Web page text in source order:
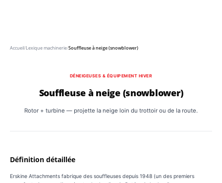
Accueil/Lexique machinerie/Souffleuse à neige (snowblower)
DÉNEIGEUSES & ÉQUIPEMENT HIVER
Souffleuse à neige (snowblower)
Rotor + turbine — projette la neige loin du trottoir ou de la route.
Définition détaillée
Erskine Attachments fabrique des souffleuses depuis 1948 (un des premiers